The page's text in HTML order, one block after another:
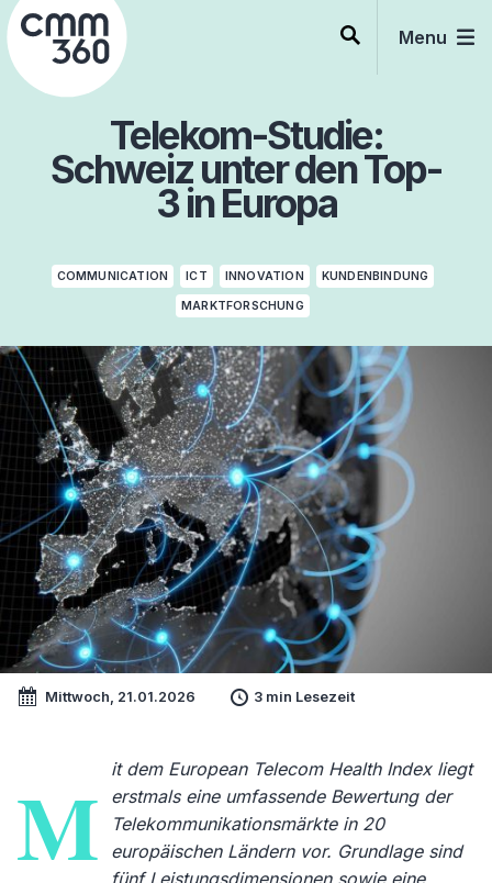
Skip
to
content
Menu
Telekom-Studie:
Schweiz unter den Top-
3 in Europa
COMMUNICATION ICT INNOVATION KUNDENBINDUNG
MARKTFORSCHUNG
Mittwoch, 21.01.2026 3 min Lesezeit
M
it dem European Telecom Health Index liegt
erstmals eine umfassende Bewertung der
Telekommunikationsmärkte in 20
europäischen Ländern vor. Grundlage sind